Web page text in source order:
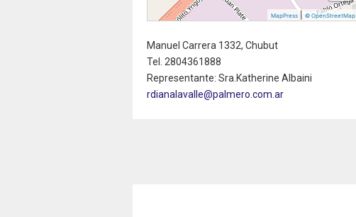
MapPress| © OpenStreetMap
Manuel Carrera 1332, Chubut
Tel. 2804361888
Representante: Sra.Katherine Albaini
rdianalavalle@palmero.com.ar